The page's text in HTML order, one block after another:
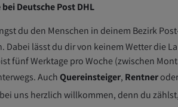
Deutsche Post DHL
du den Menschen in deinem Bezirk
Dabei lässt du dir von keinem Wetter die
fünf Werktage pro Woche (zwischen
AuchQuereinsteiger, Rentner
uns herzlich willkommen, denn du